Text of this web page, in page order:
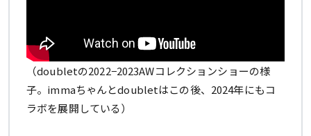
（doubletの2022−2023AWコレクションショーの様
子。immaちゃんとdoubletはこの後、2024年にもコ
ラボを展開している）